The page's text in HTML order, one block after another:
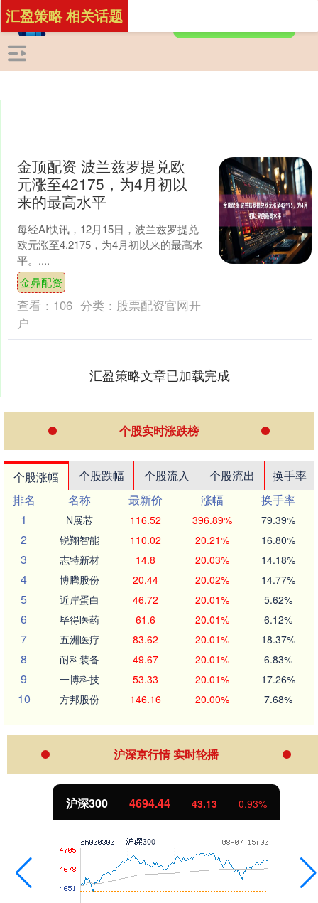
汇盈策略 相关话题
金顶配资 波兰兹罗提兑欧
元涨至42175，为4月初以
来的最高水平
每经AI快讯，12月15日，波兰兹罗提兑
欧元涨至4.2175，为4月初以来的最高水
平。....
金鼎配资
查看： 106 分类： 股票配资官网开
户
汇盈策略文章已加载完成
个股实时涨跌榜
个股涨幅 个股跌幅 个股流入 个股流出
换手率
排名
名称 最新价 涨幅
换手率
1
N展芯 116.52 396.89% 79.39%
2 锐翔智能 110.02 20.21% 16.80%
3 志特新材 14.8 20.03% 14.18%
4 博腾股份 20.44 20.02% 14.77%
5 近岸蛋白 46.72 20.01% 5.62%
6 毕得医药 61.6 20.01% 6.12%
7 五洲医疗 83.62 20.01% 18.37%
8 耐科装备 49.67 20.01% 6.83%
9 一博科技 53.33 20.01% 17.26%
10 方邦股份 146.16 20.00% 7.68%
沪深京行情 实时轮播
沪深300 4694.44 43.13 0.93%